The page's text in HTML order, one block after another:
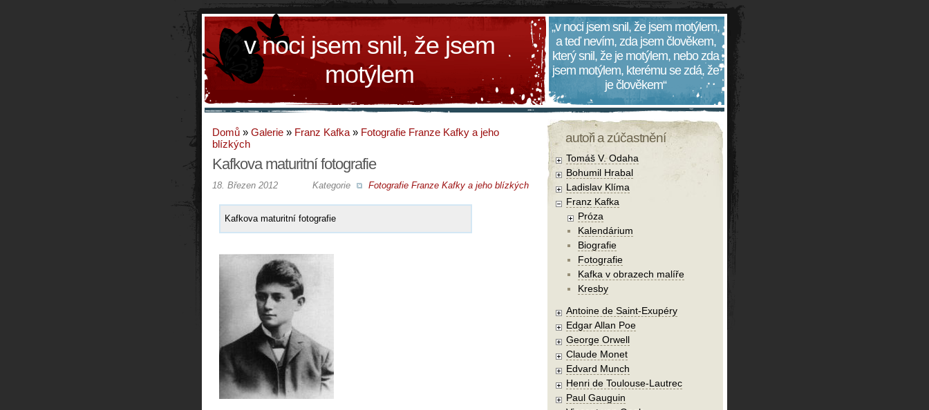
v noci jsem snil, že jsem
motýlem
„v noci jsem snil, že jsem motýlem,
a teď nevím, zda jsem člověkem,
který snil, že je motýlem, nebo zda
jsem motýlem, kterému se zdá, že
je člověkem“
Domů » Galerie » Franz Kafka » Fotografie Franze Kafky a jeho
blízkých
Kafkova maturitní fotografie
Kategorie Fotografie Franze Kafky a jeho blízkých
18. Březen 2012
Kafkova maturitní fotografie
autoři a zúčastnění
Tomáš V. Odaha
Bohumil Hrabal
Ladislav Klíma
Franz Kafka
Próza
Kalendárium
Biografie
Fotografie
Kafka v obrazech malíře
Kresby
Antoine de Saint-Exupéry
Edgar Allan Poe
George Orwell
Claude Monet
Edvard Munch
Henri de Toulouse-Lautrec
Paul Gauguin